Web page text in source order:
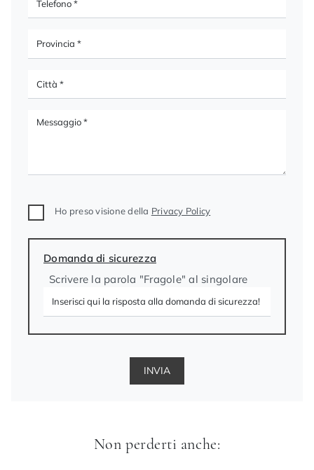
Ho preso visione della Privacy Policy
Domanda di sicurezza
Scrivere la parola "Fragole" al singolare
INVIA
Non perderti anche: